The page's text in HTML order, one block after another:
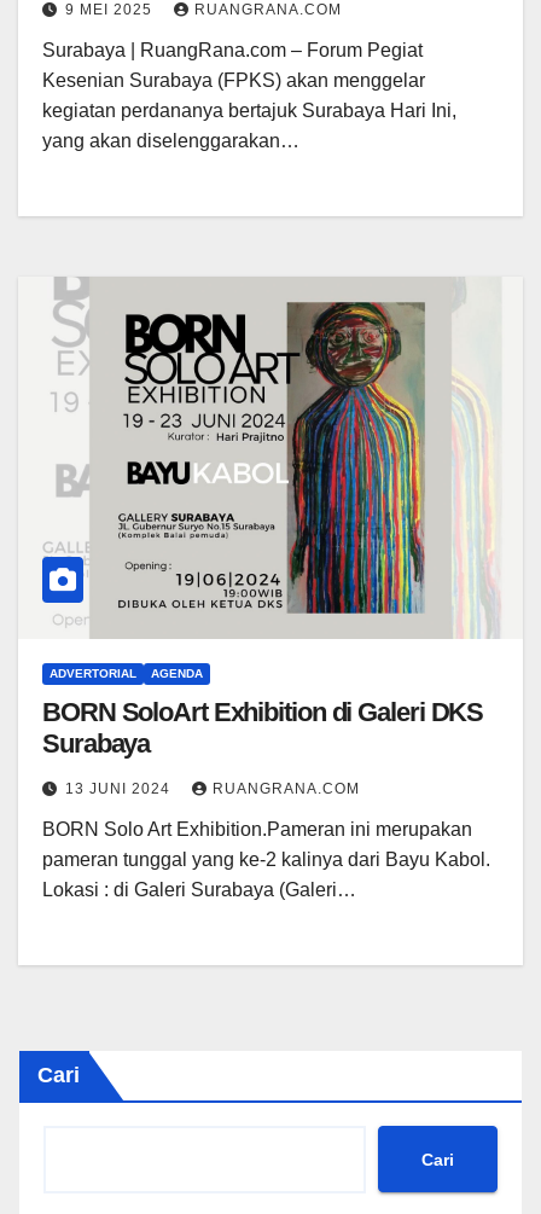
9 MEI 2025 RUANGRANA.COM
Surabaya | RuangRana.com – Forum Pegiat
Kesenian Surabaya (FPKS) akan menggelar
kegiatan perdananya bertajuk Surabaya Hari Ini,
yang akan diselenggarakan…
ADVERTORIAL AGENDA
BORN SoloArt Exhibition di Galeri DKS
Surabaya
13 JUNI 2024 RUANGRANA.COM
BORN Solo Art Exhibition.Pameran ini merupakan
pameran tunggal yang ke-2 kalinya dari Bayu Kabol.
Lokasi : di Galeri Surabaya (Galeri…
Cari
Cari